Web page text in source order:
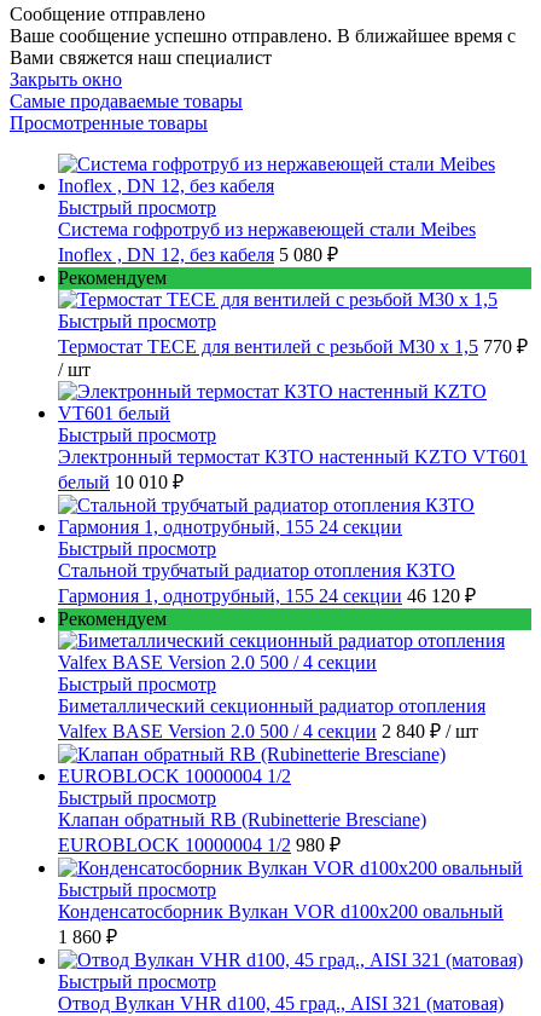
Сообщение отправлено
Ваше сообщение успешно отправлено. В ближайшее время с
Вами свяжется наш специалист
Закрыть окно
Самые продаваемые товары
Просмотренные товары
Быстрый просмотр
Cистема гофротруб из нержавеющей стали Meibes
Inoflex , DN 12, без кабеля 5 080 ₽
Рекомендуем
Быстрый просмотр
Термостат TECE для вентилей с резьбой М30 х 1,5 770 ₽
/ шт
Быстрый просмотр
Электронный термостат КЗТО настенный KZTO VT601
белый 10 010 ₽
Быстрый просмотр
Стальной трубчатый радиатор отопления КЗТО
Гармония 1, однотрубный, 155 24 секции 46 120 ₽
Рекомендуем
Быстрый просмотр
Биметаллический секционный радиатор отопления
Valfex BASE Version 2.0 500 / 4 секции 2 840 ₽ / шт
Быстрый просмотр
Клапан обратный RB (Rubinetterie Bresciane)
EUROBLOCK 10000004 1/2 980 ₽
Быстрый просмотр
Конденсатосборник Вулкан VOR d100x200 овальный
1 860 ₽
Быстрый просмотр
Отвод Вулкан VHR d100, 45 град., AISI 321 (матовая)